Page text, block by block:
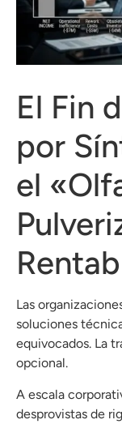
El Fin
por
el
Las
soluciones
equivocados. La
opcional.
A escala
desprovistas de